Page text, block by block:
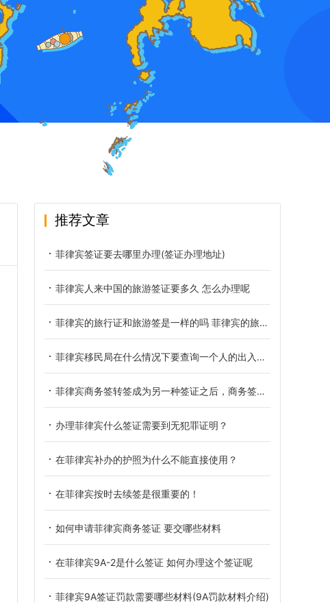
推荐文章
菲律宾签证要去哪里办理(签证办理地址)
菲律宾人来中国的旅游签证要多久 怎么办理呢
菲律宾的旅行证和旅游签是一样的吗 菲律宾的旅行证是什么
菲律宾移民局在什么情况下要查询一个人的出入境记录？
菲律宾商务签转签成为另一种签证之后，商务签还能用吗？
办理菲律宾什么签证需要到无犯罪证明？
在菲律宾补办的护照为什么不能直接使用？
在菲律宾按时去续签是很重要的！
如何申请菲律宾商务签证 要交哪些材料
在菲律宾9A-2是什么签证 如何办理这个签证呢
菲律宾9A签证罚款需要哪些材料(9A罚款材料介绍)